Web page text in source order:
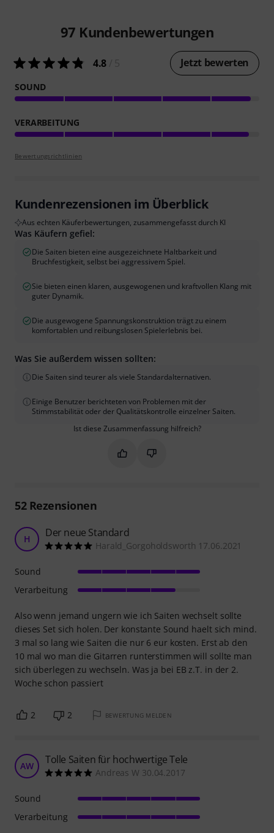
97 Kundenbewertungen
4.8 Jetzt bewerten
SOUND
VERARBEITUNG
Bewertungsrichtlinien
Kundenrezensionen im Überblick
Aus echten Käuferbewertungen, zusammengefasst durch KI
Was Käufern gefiel:
Die Saiten bieten eine ausgezeichnete Haltbarkeit und
Bruchfestigkeit, selbst bei aggressivem Spiel.
Sie bieten einen klaren, ausgewogenen und kraftvollen Klang mit
guter Dynamik.
Die ausgewogene Spannungskonstruktion trägt zu einem
komfortablen und reibungslosen Spielerlebnis bei.
Was Sie außerdem wissen sollten:
Die Saiten sind teurer als viele Standardalternativen.
Einige Benutzer berichteten von Problemen mit der
Stimmstabilität oder der Qualitätskontrolle einzelner Saiten.
Ist diese Zusammenfassung hilfreich?
Markieren Sie diese
Markieren Sie diese
52Rezensionen
H Der neue Standard
Harald_Gorgoholdsworth 17.06.2021
Also wenn jemand ungern wie ich Saiten wechselt sollte
dieses Set sich holen. Der konstante Sound haelt sich mind.
3 mal so lang wie Saiten die nur 6 eur kosten. Erst ab den
10 mal wo man die Gitarren runterstimmen will sollte man
sich überlegen zu wechseln. Was ja bei EB z.T. in der 2.
Woche schon passiert
Sound
Verarbeitung
2 2 BEWERTUNG MELDEN
AW Tolle Saiten für hochwertige Tele
Andreas W 30.04.2017
Sound
Verarbeitung